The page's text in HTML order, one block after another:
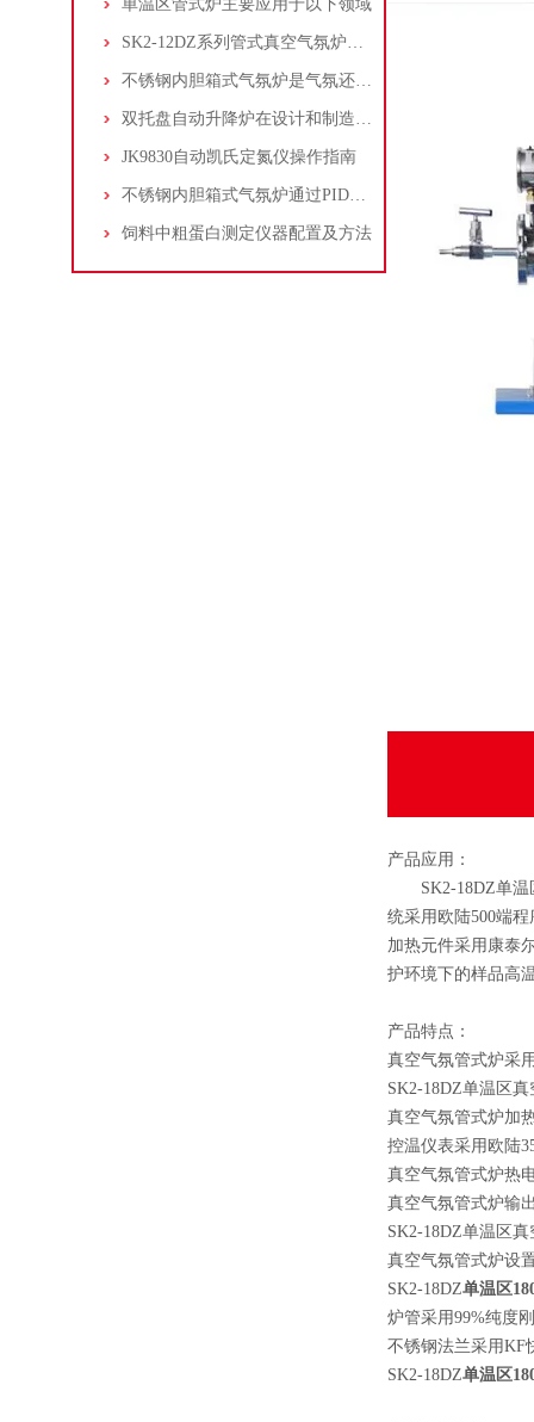
单温区管式炉主要应用于以下领域
SK2-12DZ系列管式真空气氛炉选购指南
不锈钢内胆箱式气氛炉是气氛还原、脱脂用的理想产品
双托盘自动升降炉在设计和制造时应考虑的因素
JK9830自动凯氏定氮仪操作指南
不锈钢内胆箱式气氛炉通过PID调节实现高精度的温度控制
饲料中粗蛋白测定仪器配置及方法
产品应用：
SK2-18DZ单温区
统采用欧陆500端
加热元件采用康泰
护环境下的样品高
产品特点：
真空气氛管式炉采
SK2-18DZ单温区
真空气氛管式炉加
控温仪表采用欧陆
真空气氛管式炉热
真空气氛管式炉输
SK2-18DZ单温区
真空气氛管式炉设
SK2-18DZ单温区
炉管采用99%纯度
不锈钢法兰采用KF
SK2-18DZ单温区